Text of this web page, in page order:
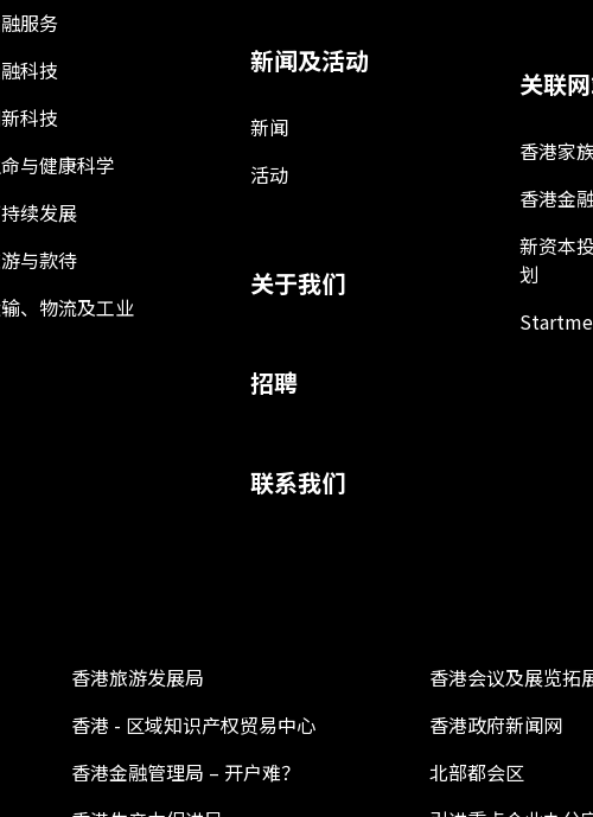
服务
科技
科技
与健康科学
续发展
与款待
、物流及工业
新闻及活动
新闻
活动
关于我们
招聘
联系我们
关联
香港家
香港金
新资本
划
香港旅游发展局
香港 - 区域知识产权贸易中心
香港金融管理局 – 开户难？
香港会议及展览拓
香港政府新闻网
北部都会区